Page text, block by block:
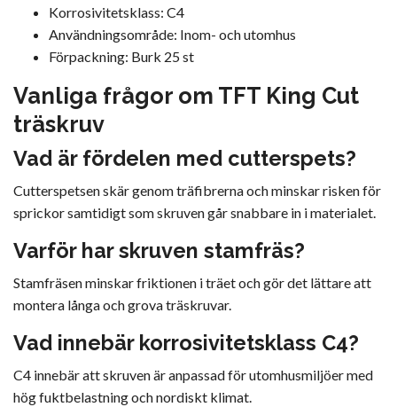
Korrosivitetsklass: C4
Användningsområde: Inom- och utomhus
Förpackning: Burk 25 st
Vanliga frågor om TFT King Cut
träskruv
Vad är fördelen med cutterspets?
Cutterspetsen skär genom träfibrerna och minskar risken för
sprickor samtidigt som skruven går snabbare in i materialet.
Varför har skruven stamfräs?
Stamfräsen minskar friktionen i träet och gör det lättare att
montera långa och grova träskruvar.
Vad innebär korrosivitetsklass C4?
C4 innebär att skruven är anpassad för utomhusmiljöer med
hög fuktbelastning och nordiskt klimat.